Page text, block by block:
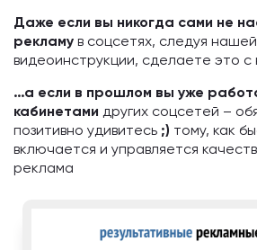
Даже если вы никогда сами не
рекламу в соцсетях, следуя
видеоинструкции, сделаете это с
…а если в прошлом вы уже
кабинетами других соцсетей –
позитивно удивитесь ;) тому, как
включается и управляется
реклама